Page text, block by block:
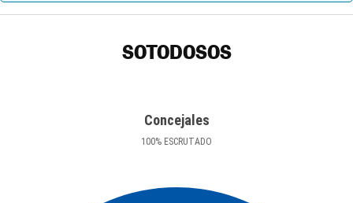
SOTODOSOS
Concejales
100% ESCRUTADO